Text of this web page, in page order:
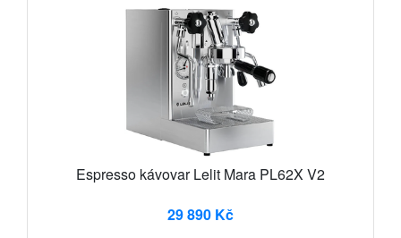
Espresso kávovar Lelit Mara PL62X V2
29 890 Kč